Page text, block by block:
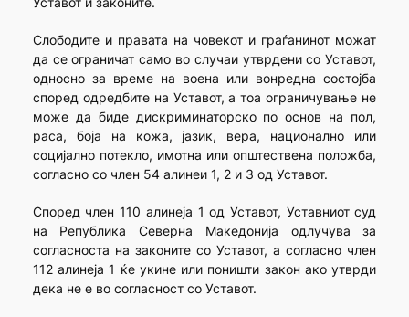
Слободите и правата на човекот и граѓанинот можат
да се ограничат само во случаи утврдени со Уставот,
односно за време на воена или вонредна состојба
според одредбите на Уставот, а тоа ограничување не
може да биде дискриминаторско по основ на пол,
раса, боја на кожа, јазик, вера, национално или
социјално потекло, имотна или општествена положба,
согласно со член 54 алинеи 1, 2 и 3 од Уставот.
Според член 110 алинеја 1 од Уставот, Уставниот суд
на Република Северна Македонија одлучува за
согласноста на законите со Уставот, а согласно член
112 алинеја 1 ќе укине или поништи закон ако утврди
дека не е во согласност со Уставот.